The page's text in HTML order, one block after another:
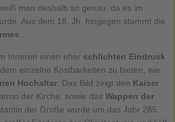
man deshalb so genau, da es im
Aus dem 18. Jh. hingegen stammt die
Inneren einen eher schlichten Eindruck
einzelne Kostbarkeiten zu bieten, wie
Hochaltar. Das Bild zeigt den Kaiser
der Kirche, sowie das Wappen der
der Große wurde um das Jahr 285